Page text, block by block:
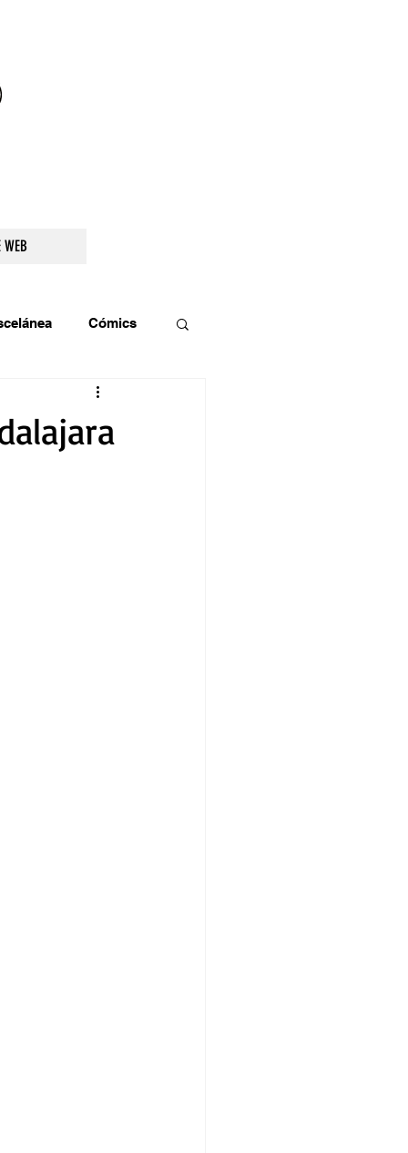
WEB
Cómics